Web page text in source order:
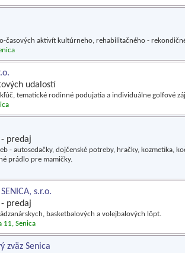
časových aktivít kultúrneho, rehabilitačného -
udalostí
tematické rodinné podujatia a individuálne golfové
predaj
- autosedačky, dojčenské potreby, hračky, kozmetika,
prádlo pre mamičky.
s.r.o.
predaj
basketbalových a volejbalových lôpt.
11, Senica
zväz Senica